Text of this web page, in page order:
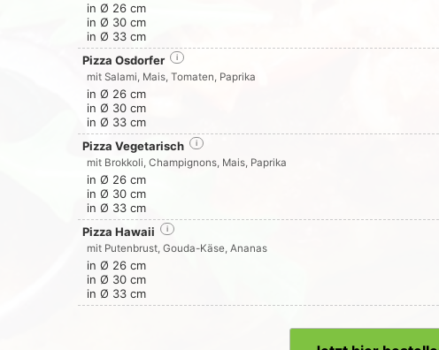
in Ø 26 cm
in Ø 30 cm
in Ø 33 cm
Pizza Osdorfer
i
mit Salami, Mais, Tomaten, Paprika
in Ø 26 cm
in Ø 30 cm
in Ø 33 cm
Pizza Vegetarisch
i
mit Brokkoli, Champignons, Mais, Paprika
in Ø 26 cm
in Ø 30 cm
in Ø 33 cm
Pizza Hawaii
i
mit Putenbrust, Gouda-Käse, Ananas
in Ø 26 cm
in Ø 30 cm
in Ø 33 cm